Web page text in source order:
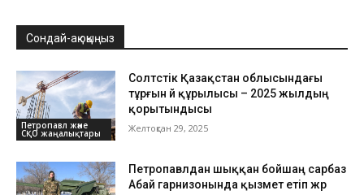
Сондай-ақ оқыңыз
Петропавл және
СҚО жаңалықтары
Солтүстік Қазақстан облысындағы
тұрғын үй құрылысы – 2025 жылдың
қорытындысы
Желтоқсан 29, 2025
Петропавлдан шыққан бойшаң сарбаз
Абай гарнизонында қызмет етіп жүр